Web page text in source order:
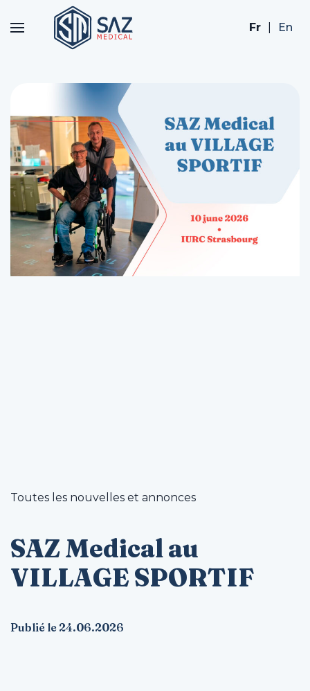
Fr En
Toutes les nouvelles et annonces
SAZ Medical au
VILLAGE SPORTIF
Publié le 24.06.2026